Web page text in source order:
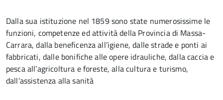
Dalla sua istituzione nel 1859 sono state numerosissime le
funzioni, competenze ed attività della Provincia di Massa-
Carrara, dalla beneficenza all’igiene, dalle strade e ponti ai
fabbricati, dalle bonifiche alle opere idrauliche, dalla caccia e
pesca all’agricoltura e foreste, alla cultura e turismo,
dall’assistenza alla sanità